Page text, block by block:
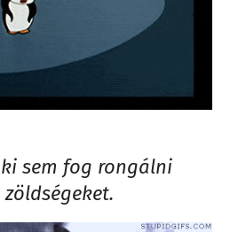
sem fog rongálni